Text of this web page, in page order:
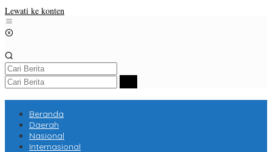
Lewati ke konten
Beranda
Daerah
Nasional
Internasional